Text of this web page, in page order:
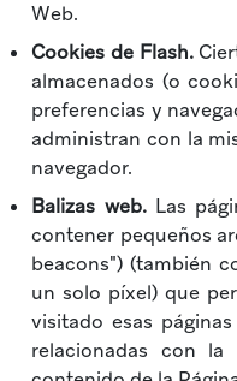
Web.
Cookies de Flash.
almacenados (o
preferencias y
administran con la
navegador.
Balizas web.Las
contener pequeños
beacons") (también
un solo píxel) que
visitado esas
relacionadas con